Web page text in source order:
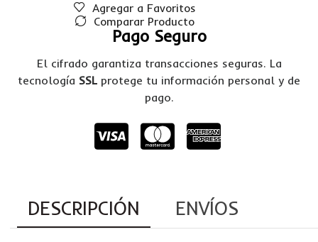
Agregar a Favoritos
Comparar Producto
Pago Seguro
El cifrado garantiza transacciones seguras. La
tecnología SSL protege tu información personal y de
pago.
DESCRIPCIÓN ENVÍOS